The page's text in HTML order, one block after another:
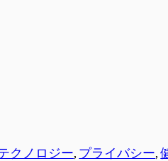
クノロジー, プライバシー,